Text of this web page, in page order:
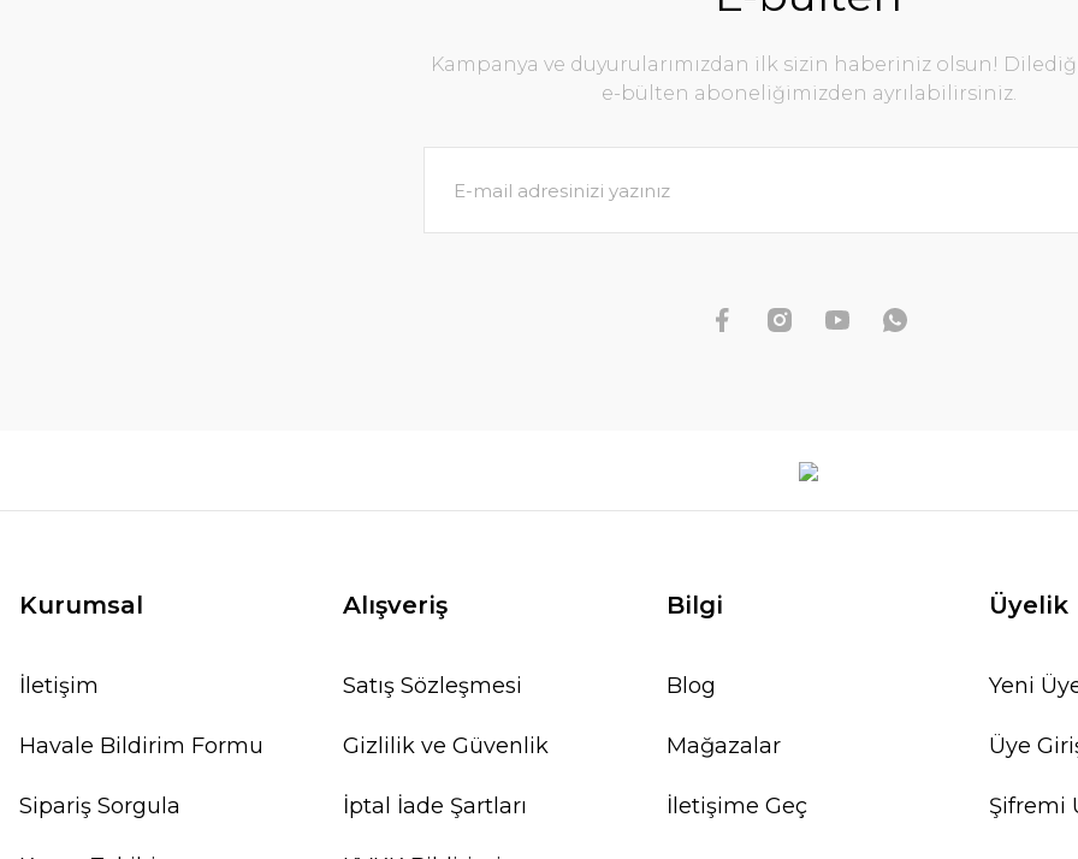
Kampanya ve duyurularımızdan ilk sizin haberiniz olsun!
e-bülten aboneliğimizden ayrılabilirsiniz.
Kurumsal
İletişim
Havale Bildirim Formu
Sipariş Sorgula
Alışveriş
Satış Sözleşmesi
Gizlilik ve Güvenlik
İptal İade Şartları
Bilgi
Blog
Mağazalar
İletişime Geç
Üyelik
Yeni
Üye
Şifremi